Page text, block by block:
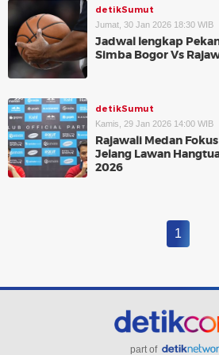
detikSumut
Jumat, 30 Jan 2026 18:30 WIB
Jadwal lengkap
Simba Bogor Vs
detikSumut
Kamis, 29 Jan 2026 14:00 WIB
Rajawali Medan
Jelang Lawan
2026
1
part of